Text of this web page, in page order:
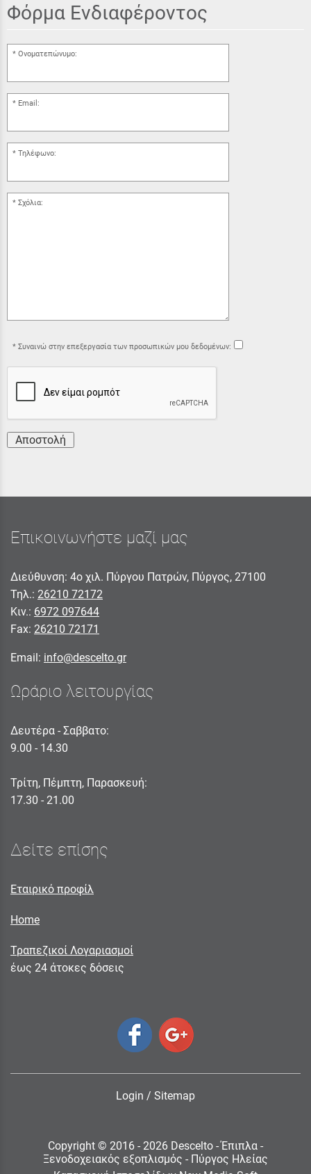
Φόρμα Ενδιαφέροντος
Ονοματεπώνυμο:
Email:
Τηλέφωνο:
Σχόλια:
Συναινώ στην επεξεργασία των προσωπικών μου δεδομένων:
Αποστολή
Επικοινωνήστε μαζί μας
Διεύθυνση: 4ο χιλ. Πύργου Πατρών, Πύργος, 27100
Τηλ.: 26210 72172
Κιν.: 6972 097644
Fax: 26210 72171
Email: info@descelto.gr
Ωράριο λειτουργίας
Δευτέρα - Σαββατο:
9.00 - 14.30
Τρίτη, Πέμπτη, Παρασκευή:
17.30 - 21.00
Δείτε επίσης
Εταιρικό προφίλ
Home
Τραπεζικοί Λογαριασμοί
έως 24 άτοκες δόσεις
Login / Sitemap
Copyright © 2016 - 2026 Descelto - Έπιπλα -
Ξενοδοχειακός εξοπλισμός - Πύργος Ηλείας